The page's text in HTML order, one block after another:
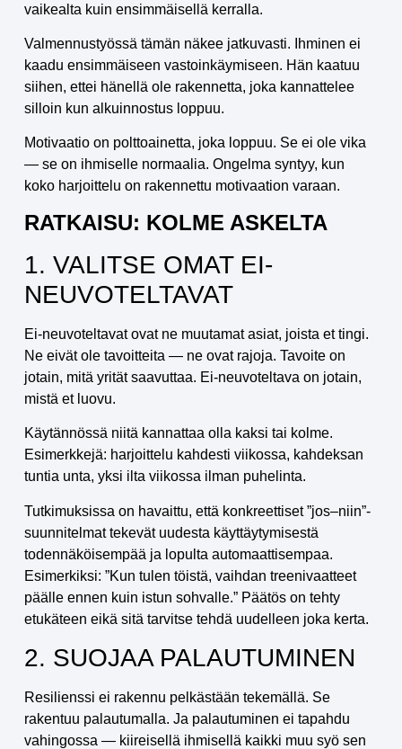
vaikealta kuin ensimmäisellä kerralla.
Valmennustyössä tämän näkee jatkuvasti. Ihminen ei
kaadu ensimmäiseen vastoinkäymiseen. Hän kaatuu
siihen, ettei hänellä ole rakennetta, joka kannattelee
silloin kun alkuinnostus loppuu.
Motivaatio on polttoainetta, joka loppuu. Se ei ole vika
— se on ihmiselle normaalia. Ongelma syntyy, kun
koko harjoittelu on rakennettu motivaation varaan.
RATKAISU: KOLME ASKELTA
1. VALITSE OMAT EI-
NEUVOTELTAVAT
Ei-neuvoteltavat ovat ne muutamat asiat, joista et tingi.
Ne eivät ole tavoitteita — ne ovat rajoja. Tavoite on
jotain, mitä yrität saavuttaa. Ei-neuvoteltava on jotain,
mistä et luovu.
Käytännössä niitä kannattaa olla kaksi tai kolme.
Esimerkkejä: harjoittelu kahdesti viikossa, kahdeksan
tuntia unta, yksi ilta viikossa ilman puhelinta.
Tutkimuksissa on havaittu, että konkreettiset ”jos–niin”-
suunnitelmat tekevät uudesta käyttäytymisestä
todennäköisempää ja lopulta automaattisempaa.
Esimerkiksi: ”Kun tulen töistä, vaihdan treenivaatteet
päälle ennen kuin istun sohvalle.” Päätös on tehty
etukäteen eikä sitä tarvitse tehdä uudelleen joka kerta.
2. SUOJAA PALAUTUMINEN
Resilienssi ei rakennu pelkästään tekemällä. Se
rakentuu palautumalla. Ja palautuminen ei tapahdu
vahingossa — kiireisellä ihmisellä kaikki muu syö sen